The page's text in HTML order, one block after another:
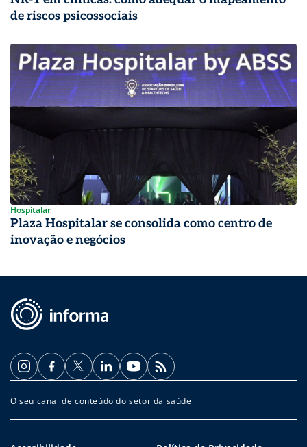
de riscos psicossociais
Hospitalar
Plaza Hospitalar se consolida como centro de
inovação e negócios
O seu canal de conteúdo do setor da saúde